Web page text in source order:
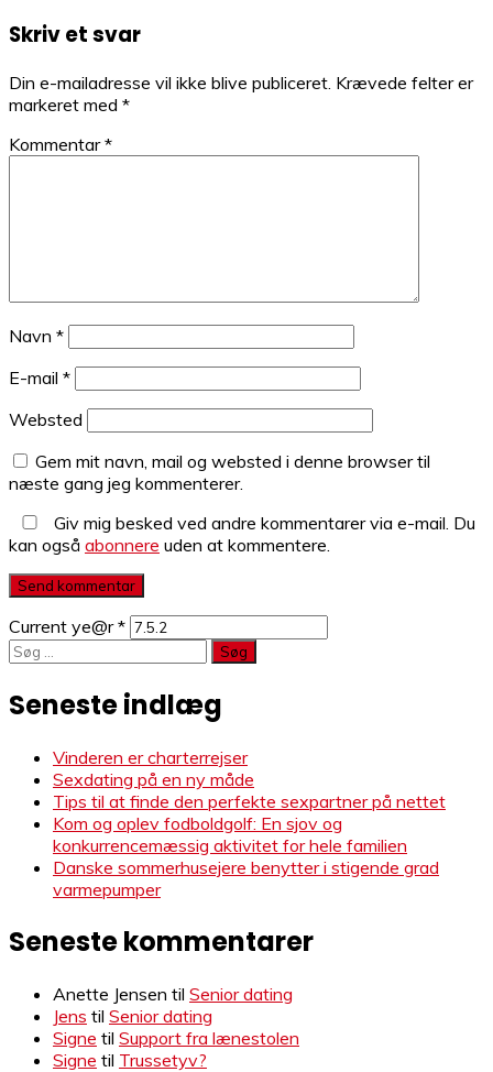
Skriv et svar
Din e-mailadresse vil ikke blive publiceret. Krævede felter er
markeret med *
Kommentar*
Navn *
E-mail *
Websted
Gem mit navn, mail og websted i denne browser til
næste gang jeg kommenterer.
Giv mig besked ved andre kommentarer via e-mail. Du
kan også abonnere uden at kommentere.
Current ye@r*
Søg
Seneste indlæg
Vinderen er charterrejser
Sexdating på en ny måde
Tips til at finde den perfekte sexpartner på nettet
Kom og oplev fodboldgolf: En sjov og
konkurrencemæssig aktivitet for hele familien
Danske sommerhusejere benytter i stigende grad
varmepumper
Seneste kommentarer
Anette Jensen til Senior dating
Jens til Senior dating
Signe til Support fra lænestolen
Signe til Trussetyv?